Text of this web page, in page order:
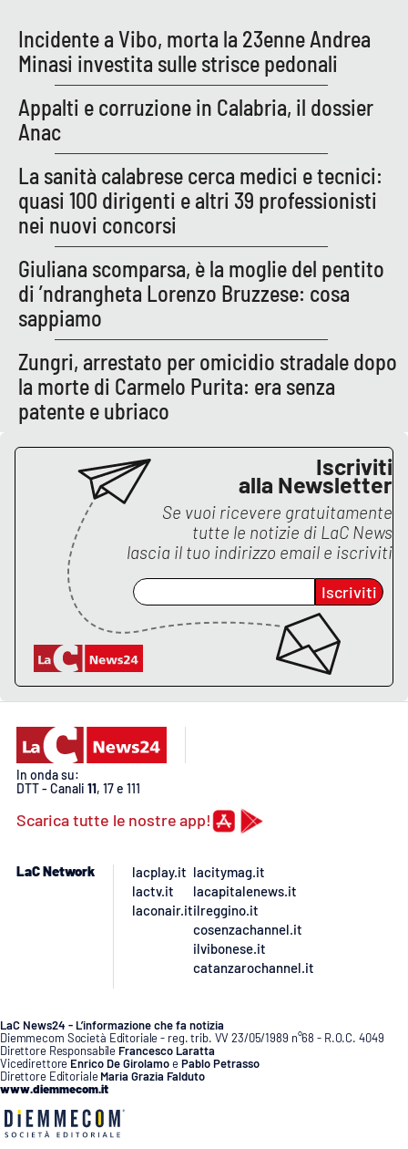
Imprese Di Calabria
Le perfidie di Antonella Grippo
Venti di comunicazione
STREAMING
LaC TV
LaC Network
LaC OnAir
EDIZIONI
LOCALI
Catanzaro
Vibo Valentia
Reggio Calabria
Cosenza
Lamezia Terme
PROGETTI
SPECIALI
Buona Sanità Calabria
CALABRIAVISIONE
Storie
LAC
NETWORK
Incidente a Vibo, morta la 23enne Andrea
Minasi investita sulle strisce pedonali
Appalti e corruzione in Calabria, il dossier
Anac
La sanità calabrese cerca medici e tecnici:
quasi 100 dirigenti e altri 39 professionisti
nei nuovi concorsi
Giuliana scomparsa, è la moglie del pentito
di ’ndrangheta Lorenzo Bruzzese: cosa
sappiamo
Zungri, arrestato per omicidio stradale dopo
la morte di Carmelo Purita: era senza
patente e ubriaco
Iscriviti
alla Newsletter
Se vuoi ricevere gratuitamente
tutte le notizie di LaC News
lascia il tuo indirizzo email e iscriviti
Iscriviti
In onda su:
DTT - Canali 11, 17 e 111
Scarica tutte le nostre app!
LaC Network
lacplay.it
lactv.it
laconair.it
lacitymag.it
lacapitalenews.it
ilreggino.it
cosenzachannel.it
ilvibonese.it
catanzarochannel.it
LaC News24 - L’informazione che fa notizia
Diemmecom Società Editoriale - reg. trib. VV 23/05/1989 n°68 - R.O.C. 4049
Direttore Responsabile Francesco Laratta
Vicedirettore Enrico De GirolamoePablo Petrasso
Direttore Editoriale Maria Grazia Falduto
www.diemmecom.it